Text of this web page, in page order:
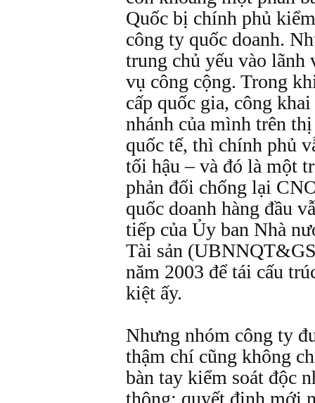
Quốc bị chính phủ
công ty quốc doanh.
trung chủ yếu vào lãnh
vụ công cộng. Trong
cấp quốc gia, công
nhánh của mình trên
quốc tế, thì chính phủ
tối hậu – và đó là một
phản đối chống lại
quốc doanh hàng đầu
tiếp của Ủy ban Nhà
Tài sản
năm 2003 để tái cấu
kiệt ấy.
Nhưng nhóm công ty
thậm chí cũng không
bàn tay kiểm soát độc
thông: quyết định mới